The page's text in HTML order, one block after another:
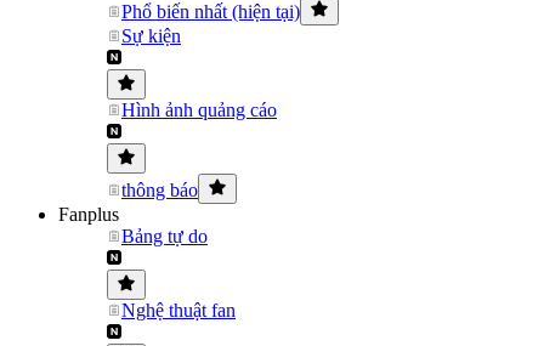
Phổ biến nhất (hiện tại)
Sự kiện
Hình ảnh quảng cáo
thông báo
Fanplus
Bảng tự do
Nghệ thuật fan